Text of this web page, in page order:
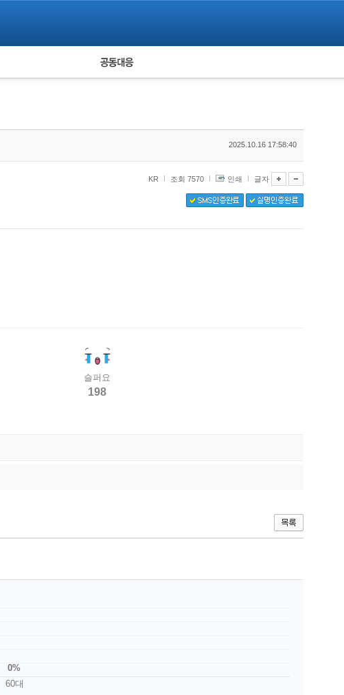
례 통계 피해자 공동대응
2025.10.16 17:58:40
KR 조회 7570 인쇄 글자
슬퍼요
198
0%
60대